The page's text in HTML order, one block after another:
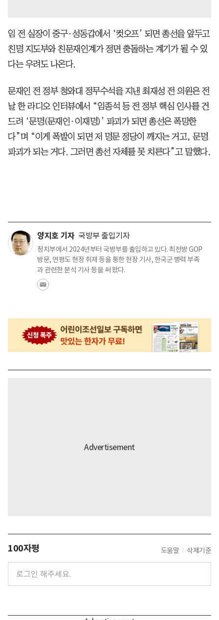
임 전 실장이 중구·성동갑에서 ‘컷오프’ 되면 총선을 앞두고
친명 지도부와 친문재인계가 정면 충돌하는 계기가 될 수 있
다는 우려도 나온다.
문재인 전 정부 청와대 정무수석을 지낸 최재성 전 의원은 전
날 한 라디오 인터뷰에서 “임종석 등 전 정부 핵심 인사를 건
드려 ‘문명(문재인·이재명)’ 파괴가 되면 총선은 폭망한
다”며 “이게 폭발이 되면 저 명문 정당이 깨지는 거고, 문명
파괴가 되는 거다. 그러면 총선 자체를 못 치른다”고 말했다.
양지호 기자 국방부 출입기자
정치부에서 2024년부터 국방부를 출입하고 있다. 최전방 GOP
방문, 연평도 현장 취재 등을 통한 현장 기사, 한국군 병력 부족
과 관련한 분석 기사 등을 써 왔다.
100자평 도움말 삭제기준